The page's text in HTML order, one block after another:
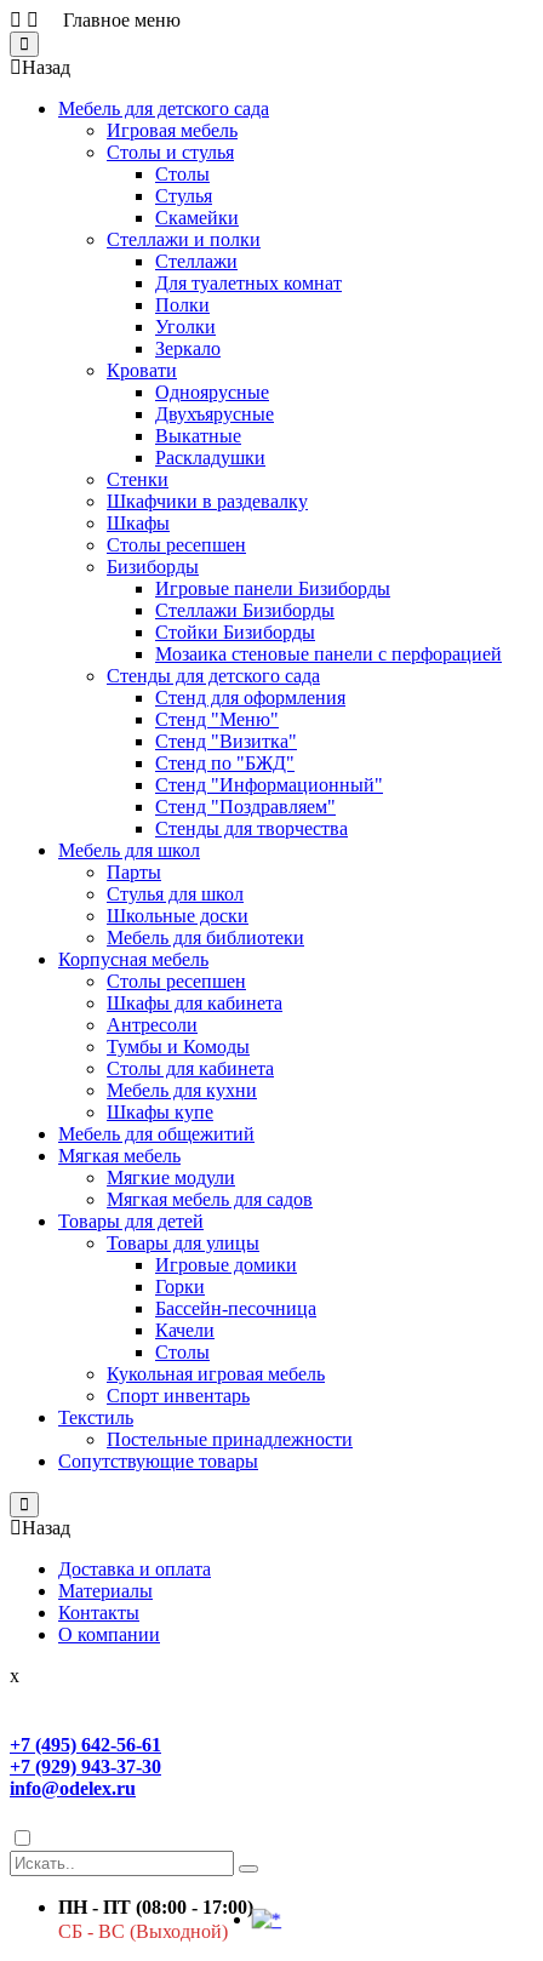
Главное меню
Close
Назад
Мебель для детского сада
Игровая мебель
Столы и стулья
Столы
Стулья
Скамейки
Стеллажи и полки
Стеллажи
Для туалетных комнат
Полки
Уголки
Зеркало
Кровати
Одноярусные
Двухъярусные
Выкатные
Раскладушки
Стенки
Шкафчики в раздевалку
Шкафы
Столы ресепшен
Бизиборды
Игровые панели Бизиборды
Стеллажи Бизиборды
Стойки Бизиборды
Мозаика стеновые панели с перфорацией
Стенды для детского сада
Стенд для оформления
Стенд "Меню"
Стенд "Визитка"
Стенд по "БЖД"
Стенд "Информационный"
Стенд "Поздравляем"
Стенды для творчества
Мебель для школ
Парты
Стулья для школ
Школьные доски
Мебель для библиотеки
Корпусная мебель
Столы ресепшен
Шкафы для кабинета
Антресоли
Тумбы и Комоды
Столы для кабинета
Мебель для кухни
Шкафы купе
Мебель для общежитий
Мягкая мебель
Мягкие модули
Мягкая мебель для садов
Товары для детей
Товары для улицы
Игровые домики
Горки
Бассейн-песочница
Качели
Столы
Кукольная игровая мебель
Спорт инвентарь
Текстиль
Постельные принадлежности
Сопутствующие товары
Close
Назад
Доставка и оплата
Материалы
Контакты
О компании
x
+7 (495) 642-56-61
+7 (929) 943-37-30
info@odelex.ru
ПН - ПТ (08:00 - 17:00)
СБ - ВС (Выходной)